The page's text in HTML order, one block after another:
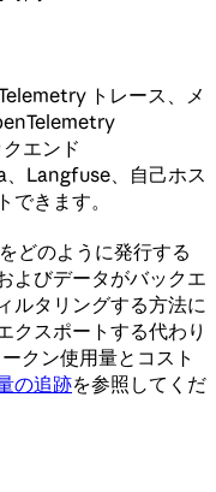
トレース、メ
エンド
Langfuse、自己ホス
できます。
どのように発行する
よびデータがバックエ
ルタリングする方法に
クスポートする代わり
クン使用量とコスト
の追跡を参照してくだ